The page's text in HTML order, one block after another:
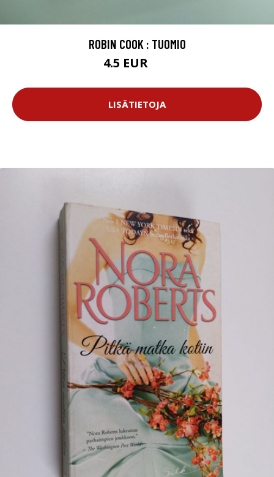
ROBIN COOK : TUOMIO
4.5 EUR
LISÄTIETOJA